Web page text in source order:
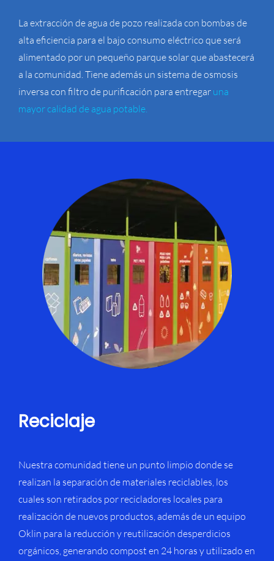
La extracción de agua de pozo realizada con bombas de
alta eficiencia para el bajo consumo eléctrico que será
alimentado por un pequeño parque solar que abastecerá
a la comunidad. Tiene además un sistema de osmosis
inversa con filtro de purificación para entregar una
mayor calidad de agua potable.
Reciclaje
Nuestra comunidad tiene un punto limpio donde se
realizan la separación de materiales reciclables, los
cuales son retirados por recicladores locales para
realización de nuevos productos, además de un equipo
Oklin para la reducción y reutilización desperdicios
orgánicos, generando compost en 24 horas y utilizado en